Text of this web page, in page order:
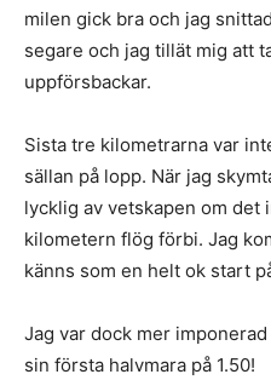
milen gick bra och jag
segare och jag tillät mig att
uppförsbackar.
Sista tre kilometrarna var
sällan på lopp. När jag
lycklig av vetskapen om det
kilometern flög förbi. Jag
känns som en helt ok start
Jag var dock mer
sin första halvmara på 1.50!